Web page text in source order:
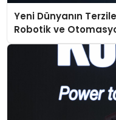
Yeni Dünyanın
Robotik ve
araya geliyor